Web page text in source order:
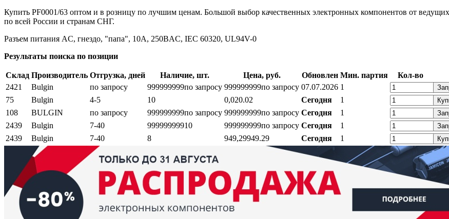
Купить PF0001/63 оптом и в розницу по лучшим ценам. Большой выбор качественных электронных компонентов от
по всей России и странам СНГ.
Разъем питания AC, гнездо, "папа", 10А, 250ВAC, IEC 60320, UL94V-0
Результаты поиска по позиции
Склад Производитель Отгрузка, дней Наличие, шт. Цена, руб. Обновлен Мин. партия
Кол-во
2421
Bulgin по запросу 999999999по запросу 999999999по запросу 07.07.2026 1
75 Bulgin 4-5 10 0,020.02 Сегодня 1
108
BULGIN по запросу 999999999по запросу 999999999по запросу Сегодня 1
2439 Bulgin 7-40 99999999910 999999999по запросу Сегодня 1
2439 Bulgin 7-40 8 949,29949.29 Сегодня 1